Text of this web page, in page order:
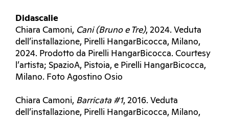
Didascalie
Chiara Camoni, Cani (Bruno e Tre), 2024. Veduta
dell’installazione, Pirelli HangarBicocca, Milano,
2024. Prodotto da Pirelli HangarBicocca. Courtesy
l’artista; SpazioA, Pistoia, e Pirelli HangarBicocca,
Milano. Foto Agostino Osio
Chiara Camoni, Barricata #1, 2016. Veduta
dell’installazione, Pirelli HangarBicocca, Milano,